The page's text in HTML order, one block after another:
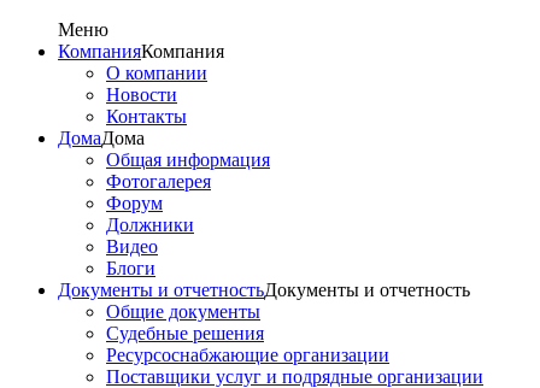
Меню
КомпанияКомпания
О компании
Новости
Контакты
ДомаДома
Общая информация
Фотогалерея
Форум
Должники
Видео
Блоги
Документы и отчетностьДокументы и отчетность
Общие документы
Судебные решения
Ресурсоснабжающие организации
Поставщики услуг и подрядные организации